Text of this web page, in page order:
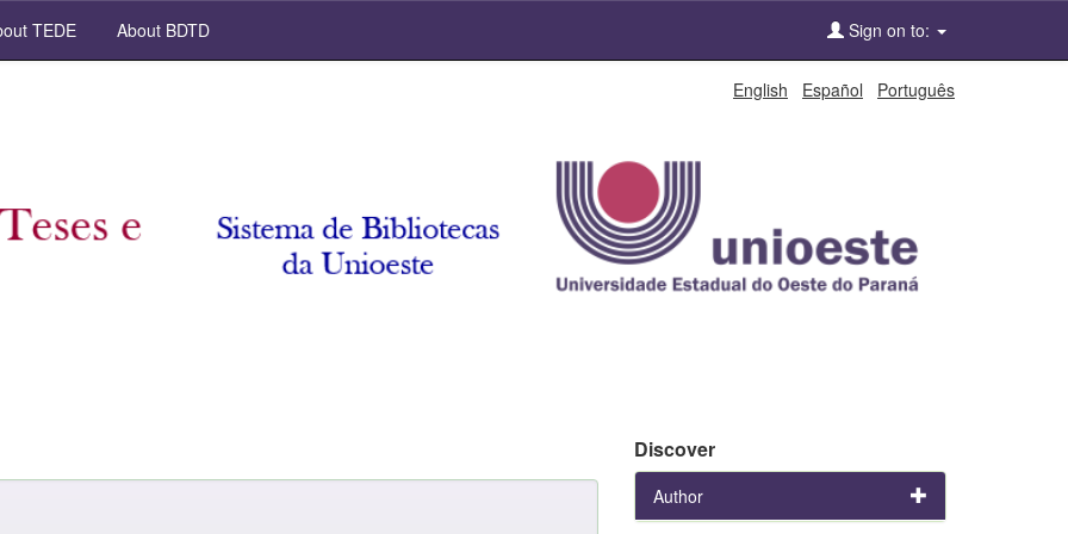
TEDE About BDTD Sign on to:
English Español Português
Discover
Author